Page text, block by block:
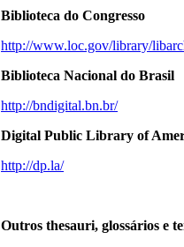
Biblioteca do Congresso
http://www.loc.gov/library/
Biblioteca Nacional do Brasil
http://bndigital.bn.br/
Digital Public Library of
http://dp.la/
Outros thesauri, glossários e